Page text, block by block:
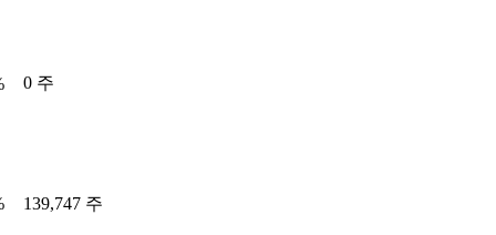
0 주
139,747 주